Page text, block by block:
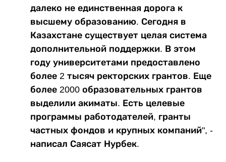
далеко не единственная дорога к
высшему образованию. Сегодня в
Казахстане существует целая система
дополнительной поддержки. В этом
году университетами предоставлено
более 2 тысяч ректорских грантов. Еще
более 2000 образовательных грантов
выделили акиматы. Есть целевые
программы работодателей, гранты
частных фондов и крупных компаний", -
написал Саясат Нурбек.